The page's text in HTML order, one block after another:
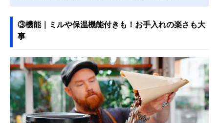
③機能｜ミルや保温機能付きも！お手入れの楽さも大
事